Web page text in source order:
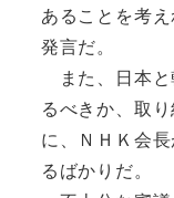
あることを考
発言だ。
また、日本と
るべきか、取
に、ＮＨＫ会
るばかりだ。